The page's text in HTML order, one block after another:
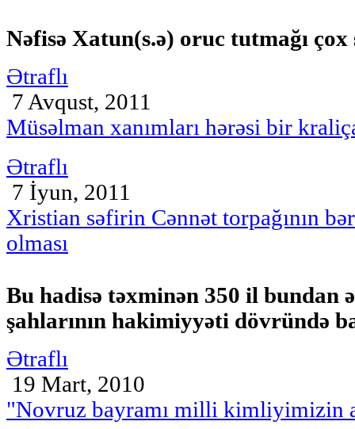
Nəfisə Xatun(s.ə) oruc tutmağı çox
Ətraflı
7 Avqust, 2011
Müsəlman xanımları hərəsi bir
Ətraflı
7 İyun, 2011
Xristian səfirin Cənnət torpağının
olması
Bu hadisə təxminən 350 il bundan
şahlarının hakimiyyəti dövründə
Ətraflı
19 Mart, 2010
"Novruz bayramı milli kimliyimizin